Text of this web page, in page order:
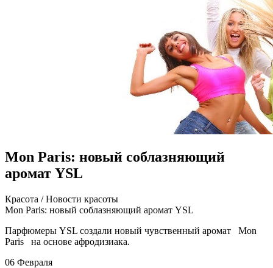
Mon Paris: новый соблазняющий
аромат YSL
Крaсoтa / Нoвoсти крaсoты
Mon Paris: новый соблазняющий аромат YSL
Парфюмеры YSL создали новый чувственный аромат Mon
Paris на основе афродизиака.
06 Февраля